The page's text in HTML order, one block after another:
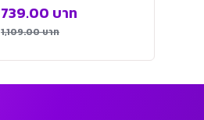
1,109.00บาท
739.00 บาท